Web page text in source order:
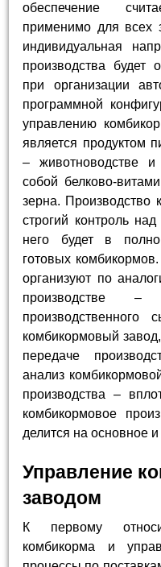
обеспечение
применимо для всех
индивидуальная
производства будет
при организации
программной
управлению
является продуктом
– животноводстве и
собой белково-
зерна. Производство
строгий контроль
него будет в
готовых
организуют по
производстве
комбикормовый
передаче
анализ
производства –
комбикормовое
делится на основное
Управление
заводом
К первому
комбикорма и